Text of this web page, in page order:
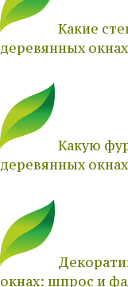
Какие
деревянных
Какую
деревянных
окнах: шпрос и